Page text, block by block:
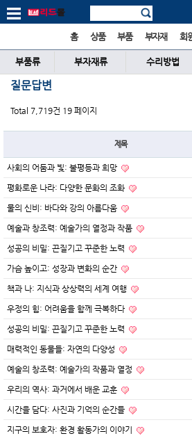
홈 상품 부품 부자재 회
부품류 부자재류 수리방법
질문답변
Total 7,719건 19 페이지
제목
사회의 어둠과 빛: 불평등과 희망
평화로운 나라: 다양한 문화의 조화
물의 신비: 바다와 강의 아름다움
예술과 창조력: 예술가의 열정과 작품
성공의 비밀: 끈질기고 꾸준한 노력
가슴 높이고: 성장과 변화의 순간
책과 나: 지식과 상상력의 세계 여행
우정의 힘: 어려움을 함께 극복하다
성공의 비밀: 끈질기고 꾸준한 노력
매력적인 동물들: 자연의 다양성
예술의 창조력: 예술가의 작품과 열정
우리의 역사: 과거에서 배운 교훈
시간을 담다: 사진과 기억의 순간들
지구의 보호자: 환경 활동가의 이야기